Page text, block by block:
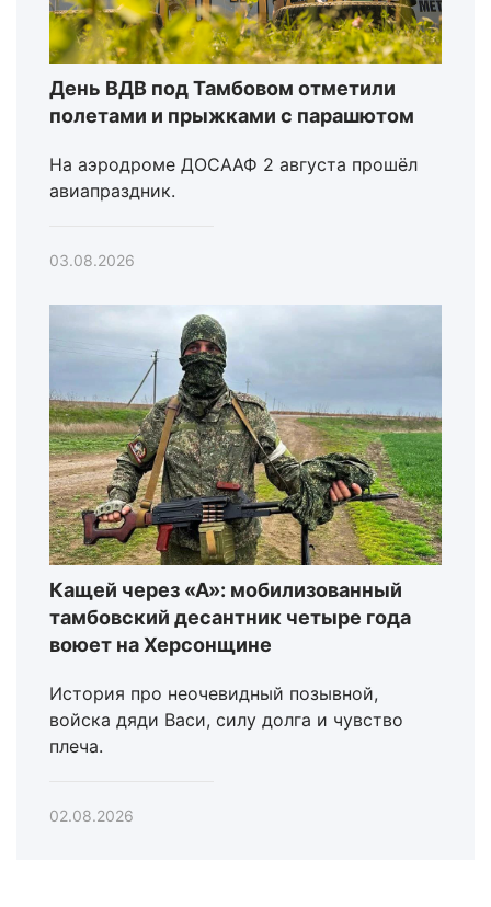
День ВДВ под Тамбовом отметили
полетами и прыжками с парашютом
На аэродроме ДОСААФ 2 августа прошёл
авиапраздник.
03.08.2026
Кащей через «А»: мобилизованный
тамбовский десантник четыре года
воюет на Херсонщине
История про неочевидный позывной,
войска дяди Васи, силу долга и чувство
плеча.
02.08.2026